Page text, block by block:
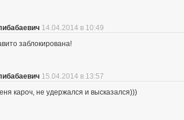
14.04.2014 в 10:49
заблокирована!
15.04.2014 в 13:57
кароч, не удержался и высказался)))